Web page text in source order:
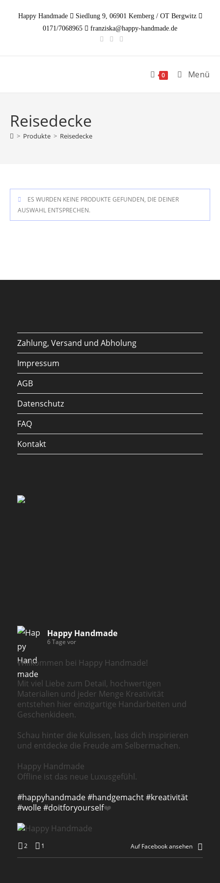
InhaltHappy Handmade
Siedlung 9, 06901 Kemberg / OT Bergwitz
0171/7068965
franziska@happy-handmade.de
0 Menü
Reisedecke
> Produkte > Reisedecke
ES WURDEN KEINE PRODUKTE GEFUNDEN, DIE DEINER
AUSWAHL ENTSPRECHEN.
Zahlung, Versand und Abholung
Impressum
AGB
Datenschutz
FAQ
Kontakt
Happy Handmade
6 Tage vor
Willkommen bei Happy Handmade!
Mit viel Liebe zum Detail, hochwertigen
Materialien und jeder Menge Kreativität
entstehen hier einzigartige Handarbeiten und
Geschenkideen.
Schau hinter die Kulissen, lass dich inspirieren
und entdecke die Freude am Selbermachen.
Happy Handmade
Offline ist das neue Luxusgefühl.
#happyhandmade#handgemacht#kreativität
#wolle#doitforyourself❤️
2 1 Auf Facebook ansehen